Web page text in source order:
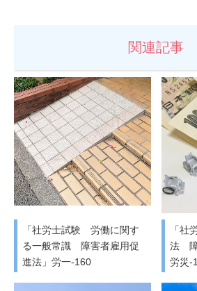
関連記事
「社労士試験 労働に関す
る一般常識 障害者雇用促
進法」労一-160
「社
法 障
労災-